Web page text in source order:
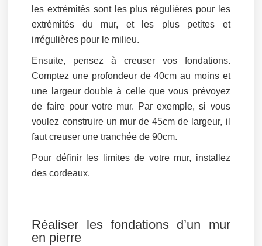
les extrémités sont les plus régulières pour les
extrémités du mur, et les plus petites et
irrégulières pour le milieu.
Ensuite, pensez à creuser vos fondations.
Comptez une profondeur de 40cm au moins et
une largeur double à celle que vous prévoyez
de faire pour votre mur. Par exemple, si vous
voulez construire un mur de 45cm de largeur, il
faut creuser une tranchée de 90cm.
Pour définir les limites de votre mur, installez
des cordeaux.
Réaliser les fondations d’un mur
en pierre